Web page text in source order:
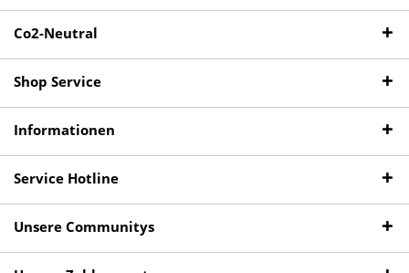
Co2-Neutral
Shop Service
Informationen
Service Hotline
Unsere Communitys